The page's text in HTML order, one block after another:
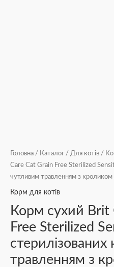
Головна / Каталог / Для котів /
Care Cat Grain Free Sterilized
чутливим травленням з кроликом
Корм для котів
Корм сухий Brit
Free Sterilized
стерилізованих
травленням з